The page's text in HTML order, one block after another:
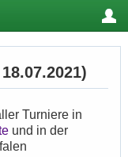
Turniere in
und in der